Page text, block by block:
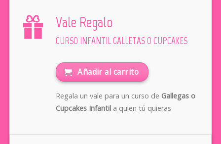
Vale Regalo
CURSO INFANTIL GALLETAS O CUPCAKES
Añadir al carrito
Regala un vale para un curso de Gallegas o
Cupcakes Infantila quien tú quieras